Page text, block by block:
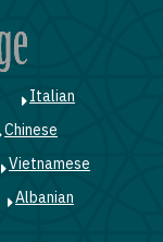
Italian
Chinese
Vietnamese
Albanian